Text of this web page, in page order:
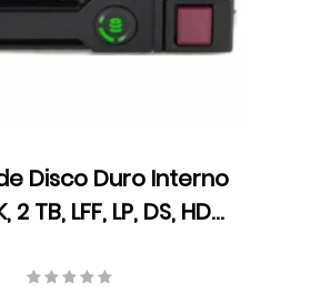
Disco Duro Interno
2 TB, LFF, LP, DS, HDD,